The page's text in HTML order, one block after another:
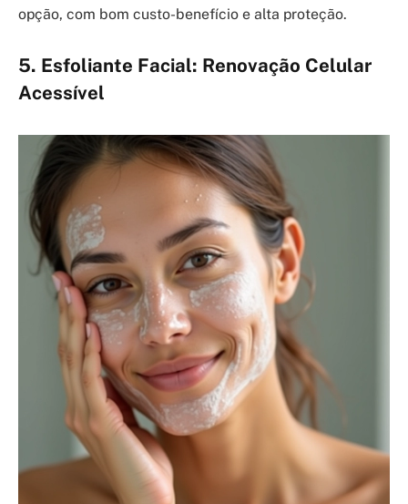
opção, com bom custo-benefício e alta proteção.
5. Esfoliante Facial: Renovação Celular
Acessível